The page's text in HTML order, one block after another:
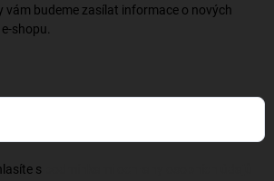
vám budeme zasílat informace o nových
shopu.
s